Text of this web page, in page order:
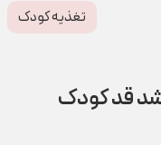
تغذیه کودک
قد کودک